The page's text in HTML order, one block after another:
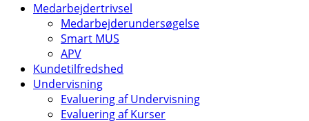
Medarbejdertrivsel
Medarbejderundersøgelse
Smart MUS
APV
Kundetilfredshed
Undervisning
Evaluering af Undervisning
Evaluering af Kurser